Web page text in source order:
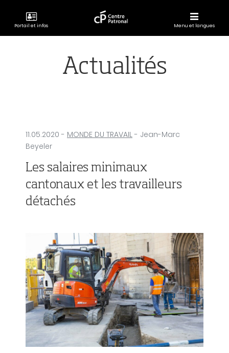
Portail et infos
CENTRE
Menu et langues
Actualités
11.05.2020 - MONDE DU TRAVAIL- Jean-Marc
Beyeler
Les salaires minimaux
cantonaux et les travailleurs
détachés